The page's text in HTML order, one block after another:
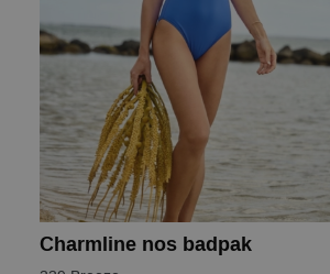
Charmline nos badpak